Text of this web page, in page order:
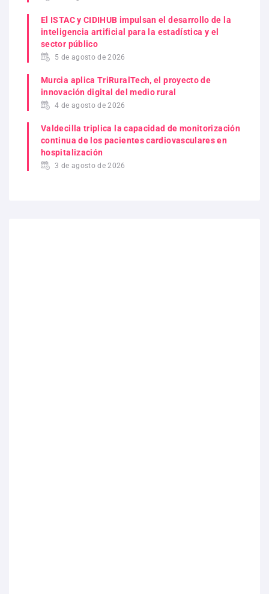
El ISTAC y CIDIHUB impulsan el desarrollo de la
inteligencia artificial para la estadística y el
sector público
5 de agosto de 2026
Murcia aplica TriRuralTech, el proyecto de
innovación digital del medio rural
4 de agosto de 2026
Valdecilla triplica la capacidad de monitorización
continua de los pacientes cardiovasculares en
hospitalización
3 de agosto de 2026